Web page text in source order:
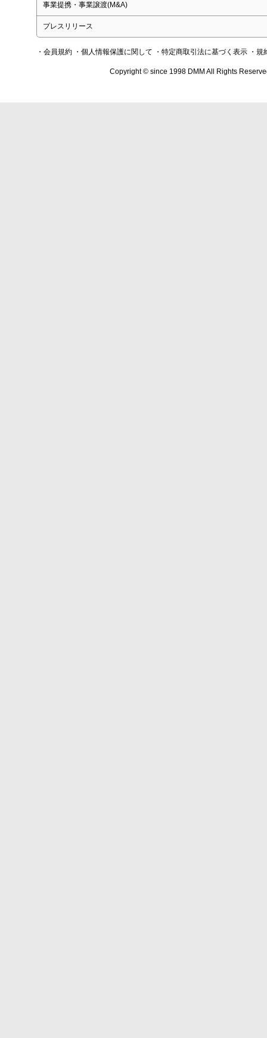
事業提携・事業譲渡(M&A)
プレスリリース
・会員規約 ・個人情報保護に関して ・特定商取引法に基づく表示 ・規
Copyright © since 1998 DMM All Rights